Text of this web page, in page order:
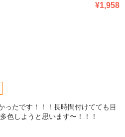
¥1,958
ったです！！！長時間付けてても目
色しようと思います〜！！！